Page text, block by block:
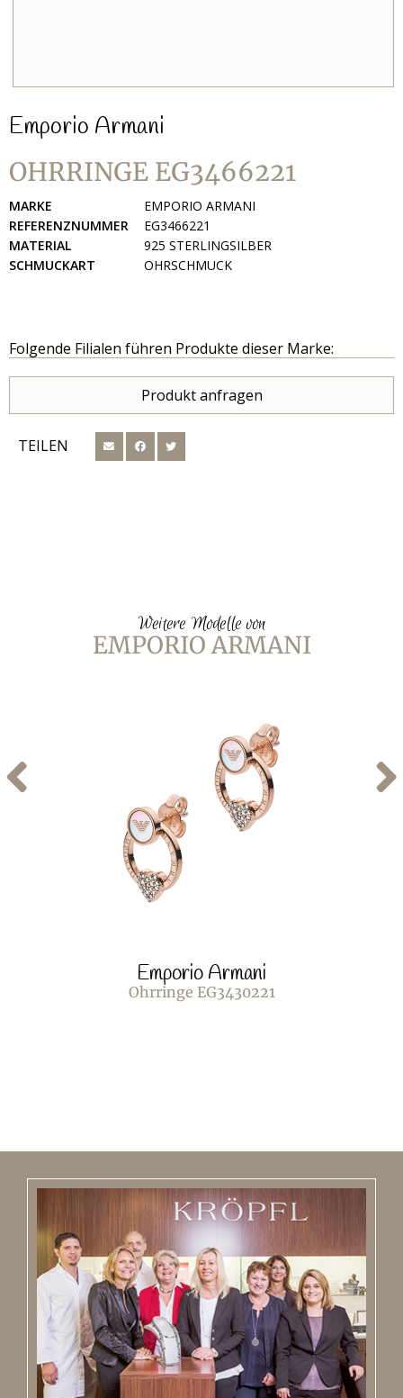
Emporio Armani
OHRRINGE EG3466221
MARKE
EMPORIO ARMANI
REFERENZNUMMER
EG3466221
MATERIAL
925 STERLINGSILBER
SCHMUCKART
OHRSCHMUCK
Folgende Filialen führen Produkte dieser Marke:
Produkt anfragen
TEILEN
Weitere Modelle von
EMPORIO ARMANI
Emporio Armani
Ohrringe EG3430221